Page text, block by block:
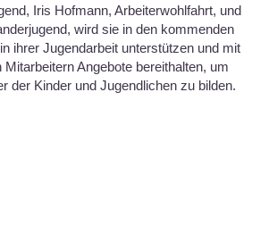
Iris Hofmann, Arbeiterwohlfahrt, und
wird sie in den kommenden
ihrer Jugendarbeit unterstützen und mit
Angebote bereithalten, um
der Kinder und Jugendlichen zu bilden.